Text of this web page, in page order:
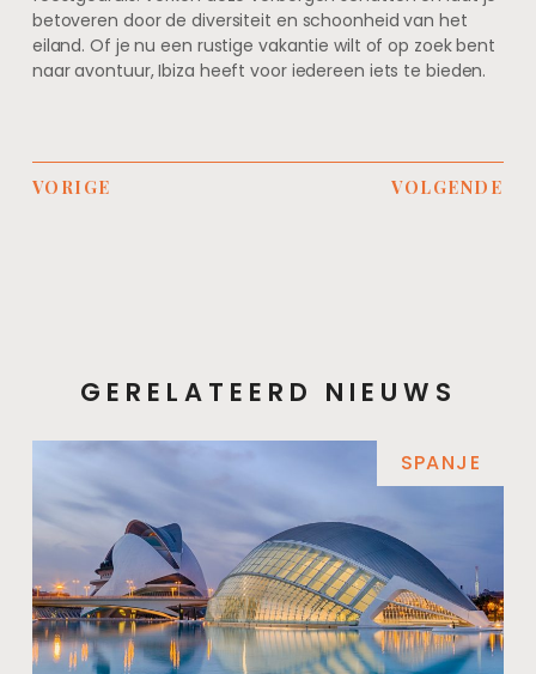
betoveren door de diversiteit en schoonheid van het
eiland. Of je nu een rustige vakantie wilt of op zoek bent
naar avontuur, Ibiza heeft voor iedereen iets te bieden.
VORIGE VOLGENDE
GERELATEERD NIEUWS
SPANJE